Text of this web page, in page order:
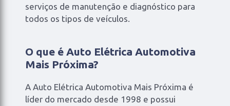
serviços de manutenção e diagnóstico para
todos os tipos de veículos.
O que é Auto Elétrica Automotiva
Mais Próxima?
A Auto Elétrica Automotiva Mais Próxima é
líder do mercado desde 1998 e possui